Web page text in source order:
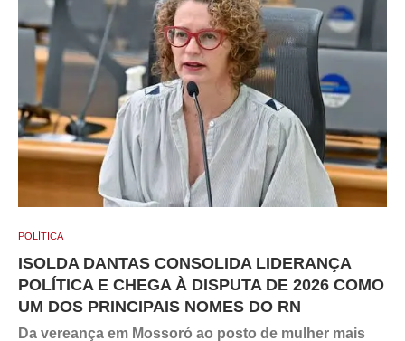
POLÍTICA
ISOLDA DANTAS CONSOLIDA LIDERANÇA
POLÍTICA E CHEGA À DISPUTA DE 2026 COMO
UM DOS PRINCIPAIS NOMES DO RN
Da vereança em Mossoró ao posto de mulher mais